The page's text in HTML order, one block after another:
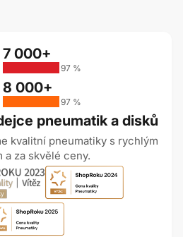
pneumatik a disků
kvalitní pneumatiky s rychlým
a za skvělé ceny.
7 000+
97 %
8 000+
97 %